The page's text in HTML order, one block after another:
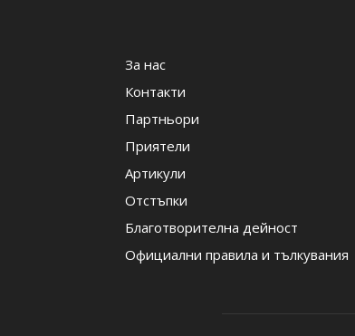
За нас
Контакти
Партньори
Приятели
Артикули
Отстъпки
Благотворителна дейност
Официални правила и тълкувания